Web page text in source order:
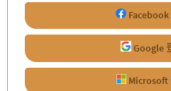
Google
Microsoft